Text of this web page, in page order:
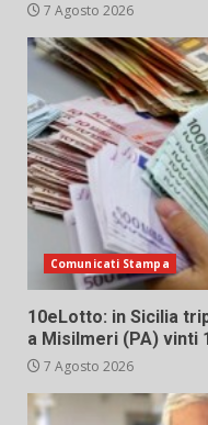
7 Agosto 2026
Comunicati Stampa
10eLotto: in Sicilia
a Misilmeri (PA) vinti
7 Agosto 2026